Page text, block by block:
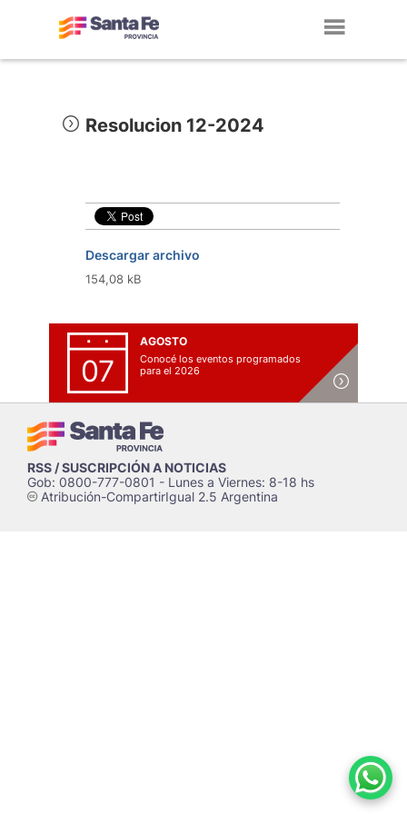
Resolucion 12-2024
Descargar archivo
154,08 kB
07
AGOSTO
Conocé los eventos programados
para el 2026
RSS / SUSCRIPCIÓN A NOTICIAS
Gob: 0800-777-0801 - Lunes a Viernes: 8-18 hs
cAtribución-CompartirIgual 2.5 Argentina